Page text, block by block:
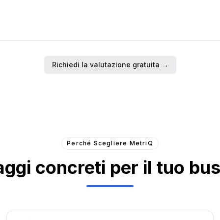
Richiedi la valutazione gratuita →
Perché Scegliere MetriQ
concreti per il tuo